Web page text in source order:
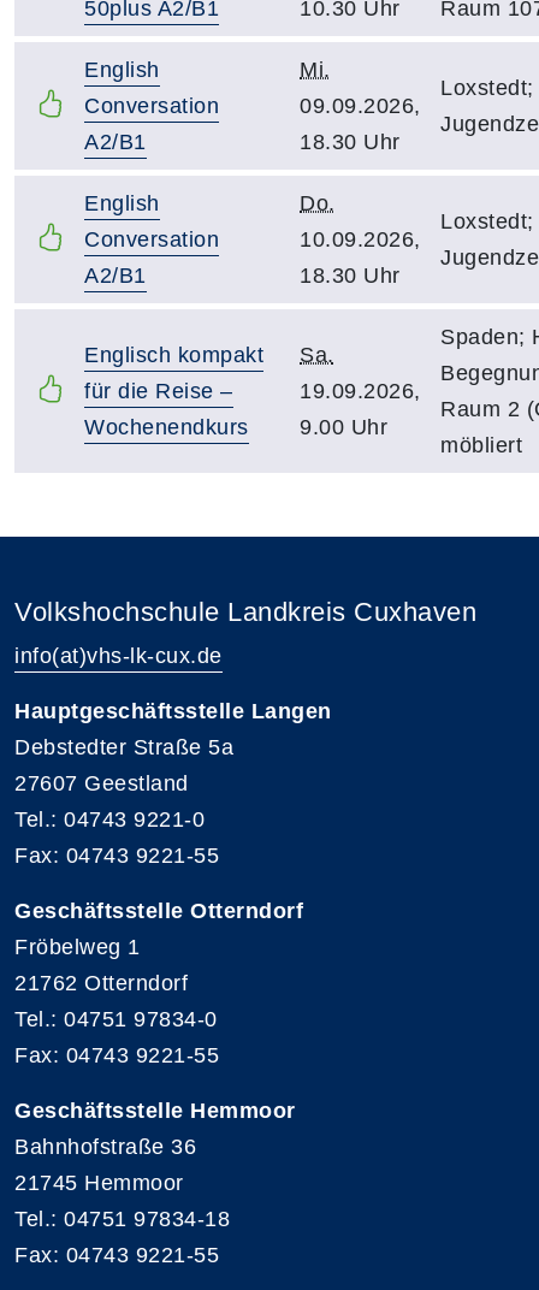
50plus A2/B1 10.30 Uhr Raum
English
Conversation
A2/B1
Mi.
09.09.2026,
18.30 Uhr
Loxstedt;
English
Conversation
A2/B1
Do.
10.09.2026,
18.30 Uhr
Loxstedt;
Englisch kompakt
für die Reise –
Wochenendkurs
Sa.
19.09.2026,
9.00 Uhr
Spaden;
Raum 2
möbliert
Volkshochschule Landkreis Cuxhaven
info(at)vhs-lk-cux.de
Hauptgeschäftsstelle Langen
Debstedter Straße 5a
27607 Geestland
Tel.: 04743 9221-0
Fax: 04743 9221-55
Geschäftsstelle Otterndorf
Fröbelweg 1
21762 Otterndorf
Tel.: 04751 97834-0
Fax: 04743 9221-55
Geschäftsstelle Hemmoor
Bahnhofstraße 36
21745 Hemmoor
Tel.: 04751 97834-18
Fax: 04743 9221-55